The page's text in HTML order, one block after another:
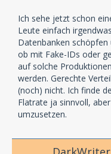
Ich sehe jetzt schon
Leute einfach
Datenbanken schöpfen
ob mit Fake-IDs oder
auf solche
werden. Gerechte
(noch) nicht. Ich finde
Flatrate ja sinnvoll,
umzusetzen.